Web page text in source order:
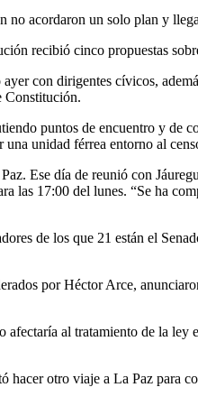
no acordaron un solo plan y
recibió cinco propuestas
con dirigentes cívicos,
Constitución.
puntos de encuentro y de
una unidad férrea entorno al
Ese día de reunió con
las 17:00 del lunes. “Se ha
de los que 21 están el
por Héctor Arce,
afectaría al tratamiento de la
hacer otro viaje a La Paz para